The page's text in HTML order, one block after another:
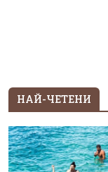
НАЙ-ЧЕТЕНИ